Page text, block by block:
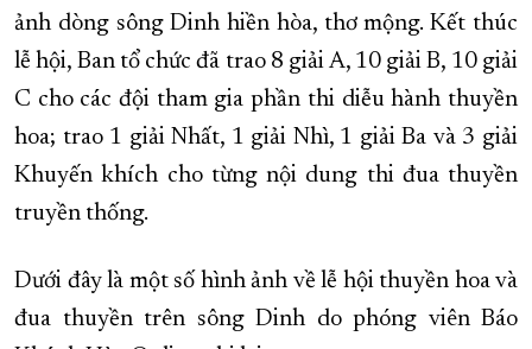
ảnh dòng sông Dinh hiền hòa, thơ mộng. Kết thúc
lễ hội, Ban tổ chức đã trao 8 giải A, 10 giải B, 10 giải
C cho các đội tham gia phần thi diễu hành thuyền
hoa; trao 1 giải Nhất, 1 giải Nhì, 1 giải Ba và 3 giải
Khuyến khích cho từng nội dung thi đua thuyền
truyền thống.
Dưới đây là một số hình ảnh về lễ hội thuyền hoa và
đua thuyền trên sông Dinh do phóng viên Báo